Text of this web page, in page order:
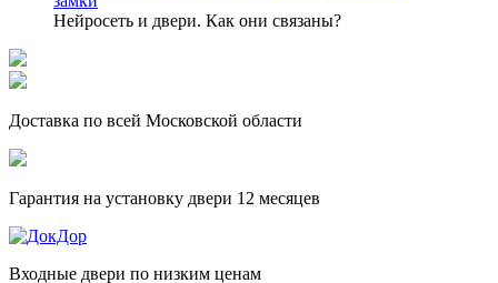
Нейросеть и двери. Как они связаны?
Доставка по всей Московской области
Гарантия на установку двери 12 месяцев
Входные двери по низким ценам